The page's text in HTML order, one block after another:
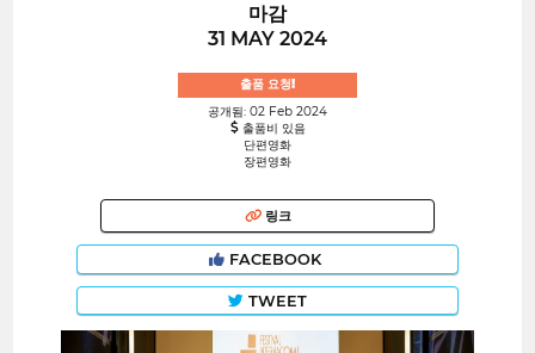
마감
31 MAY 2024
출품 요청!
공개됨: 02 Feb 2024
출품비 있음
단편영화
장편영화
링크
FACEBOOK
TWEET